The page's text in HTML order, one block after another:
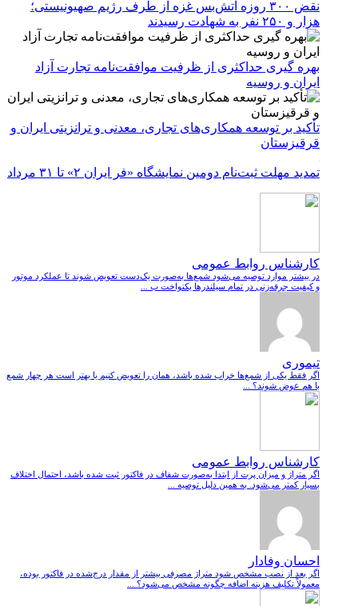
نقض ۳۰۰ روزه آتش‌بس غزه از طرف رژیم صهیونیستی؛
هزار و ۲۵۰ نفر به شهادت رسیدند
بهره گیری حداکثری از ظرفیت موافقت‌نامه تجارت آزاد
ایران و روسیه
تأکید بر توسعه همکاری‌های تجاری، معدنی و ترانزیتی ایران و
قرقیزستان
تمدید مهلت ثبت‌نام دومین نمایشگاه «فر ایران ۲» تا ۳۱ مرداد
کارشناس روابط عمومی
در بیشتر موارد توصیه می‌شود شمع‌ها به‌صورت یک‌دست تعویض شوند تا عملکرد موتور
و کیفیت جرقه‌زنی در تمام سیلندرها یکنواخت ب ...
تیموری
اگر فقط یکی از شمع‌ها خراب شده باشد، همان را تعویض کنیم یا بهتر است هر چهار شمع
با هم عوض شوند؟ ...
کارشناس روابط عمومی
اگر متراژ و میزان پرت از ابتدا به‌صورت شفاف در فاکتور ثبت شده باشد، احتمال اختلاف
بسیار کمتر می‌شود. به همین دلیل توصیه ...
احسان وفادار
اگر بعد از نصب مشخص شود متراژ مصرفی بیشتر از مقدار درج‌شده در فاکتور بوده،
معمولاً تکلیف هزینه اضافه چگونه مشخص می‌شود؟ ...